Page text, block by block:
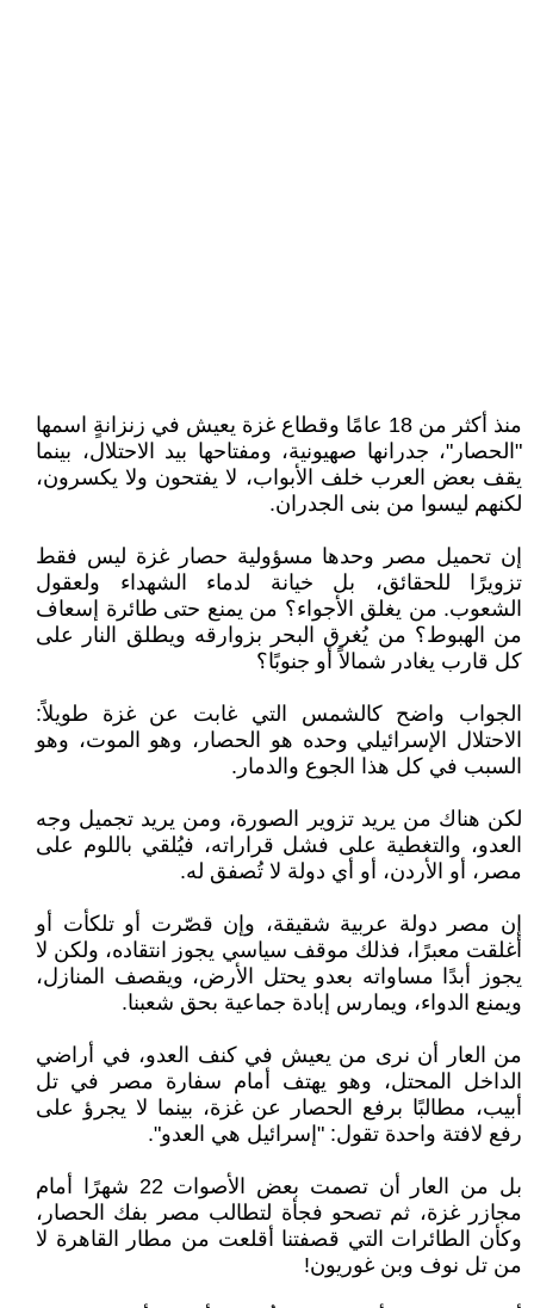
منذ أكثر من 18 عامًا وقطاع غزة يعيش في زنزانةٍ اسمها
"الحصار"، جدرانها صهيونية، ومفتاحها بيد الاحتلال، بينما
يقف بعض العرب خلف الأبواب، لا يفتحون ولا يكسرون،
لكنهم ليسوا من بنى الجدران.
إن تحميل مصر وحدها مسؤولية حصار غزة ليس فقط
تزويرًا للحقائق، بل خيانة لدماء الشهداء ولعقول
الشعوب. من يغلق الأجواء؟ من يمنع حتى طائرة إسعاف
من الهبوط؟ من يُغرق البحر بزوارقه ويطلق النار على
كل قارب يغادر شمالاً أو جنوبًا؟
الجواب واضح كالشمس التي غابت عن غزة طويلاً:
الاحتلال الإسرائيلي وحده هو الحصار، وهو الموت، وهو
السبب في كل هذا الجوع والدمار.
لكن هناك من يريد تزوير الصورة، ومن يريد تجميل وجه
العدو، والتغطية على فشل قراراته، فيُلقي باللوم على
مصر، أو الأردن، أو أي دولة لا تُصفق له.
إن مصر دولة عربية شقيقة، وإن قصّرت أو تلكأت أو
أغلقت معبرًا، فذلك موقف سياسي يجوز انتقاده، ولكن لا
يجوز أبدًا مساواته بعدو يحتل الأرض، ويقصف المنازل،
ويمنع الدواء، ويمارس إبادة جماعية بحق شعبنا.
من العار أن نرى من يعيش في كنف العدو، في أراضي
الداخل المحتل، وهو يهتف أمام سفارة مصر في تل
أبيب، مطالبًا برفع الحصار عن غزة، بينما لا يجرؤ على
رفع لافتة واحدة تقول: "إسرائيل هي العدو".
بل من العار أن تصمت بعض الأصوات 22 شهرًا أمام
مجازر غزة، ثم تصحو فجأة لتطالب مصر بفك الحصار،
وكأن الطائرات التي قصفتنا أقلعت من مطار القاهرة لا
من تل نوف وبن غوريون!